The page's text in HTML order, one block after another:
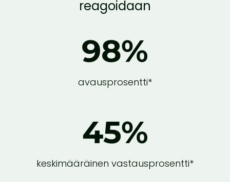
reagoidaan
98%
avausprosentti*
45%
keskimääräinen vastausprosentti*